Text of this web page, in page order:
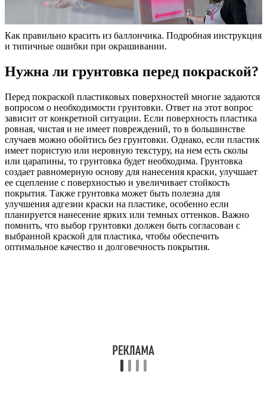
Как правильно красить из баллончика. Подробная инструкция
и типичные ошибки при окрашивании.
Нужна ли грунтовка перед покраской?
Перед покраской пластиковых поверхностей многие задаются
вопросом о необходимости грунтовки. Ответ на этот вопрос
зависит от конкретной ситуации. Если поверхность пластика
ровная, чистая и не имеет повреждений, то в большинстве
случаев можно обойтись без грунтовки. Однако, если пластик
имеет пористую или неровную текстуру, на нем есть сколы
или царапины, то грунтовка будет необходима. Грунтовка
создает равномерную основу для нанесения краски, улучшает
ее сцепление с поверхностью и увеличивает стойкость
покрытия. Также грунтовка может быть полезна для
улучшения адгезии краски на пластике, особенно если
планируется нанесение ярких или темных оттенков. Важно
помнить, что выбор грунтовки должен быть согласован с
выбранной краской для пластика, чтобы обеспечить
оптимальное качество и долговечность покрытия.